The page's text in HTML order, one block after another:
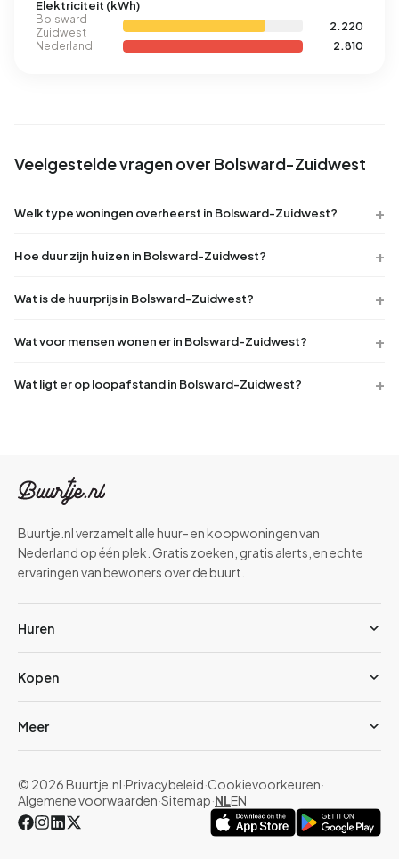
Elektriciteit (kWh)
Bolsward-
Zuidwest
2.220
Nederland
2.810
Veelgestelde vragen over Bolsward-Zuidwest
Welk type woningen overheerst in Bolsward-Zuidwest?
Hoe duur zijn huizen in Bolsward-Zuidwest?
Wat is de huurprijs in Bolsward-Zuidwest?
Wat voor mensen wonen er in Bolsward-Zuidwest?
Wat ligt er op loopafstand in Bolsward-Zuidwest?
Buurtje.nl verzamelt alle huur- en koopwoningen van
Nederland op één plek. Gratis zoeken, gratis alerts, en echte
ervaringen van bewoners over de buurt.
Huren
Kopen
Meer
© 2026 Buurtje.nl·Privacybeleid·Cookievoorkeuren·
Algemene voorwaarden·Sitemap·NLEN